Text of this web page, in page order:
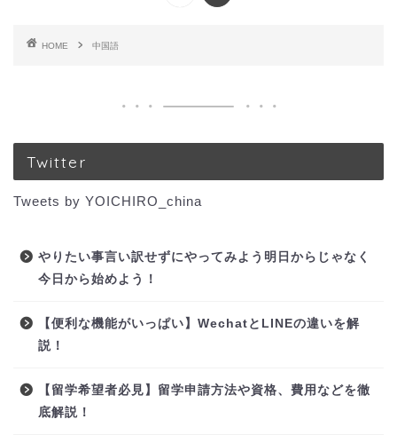
HOME 中国語
Twitter
Tweets by YOICHIRO_china
やりたい事言い訳せずにやってみよう明日からじゃなく
今日から始めよう！
【便利な機能がいっぱい】WechatとLINEの違いを解
説！
【留学希望者必見】留学申請方法や資格、費用などを徹
底解説！